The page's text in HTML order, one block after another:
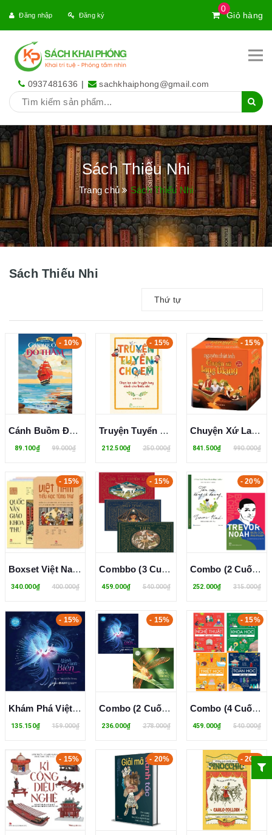
0
Giỏ hàng
Đăng nhập Đăng ký
0937481636 | sachkhaiphong@gmail.com
Sách Thiếu Nhi
Trang chủ Sách Thiếu Nhi
Sách Thiếu Nhi
Thứ tự
- 10%
Cánh Buồm Đỏ Thắm (Sách Kinh Điển) - Aleksandr Grin
89.100₫ 99.000₫
- 15%
Truyện Tuyển Cho Em
212.500₫ 250.000₫
- 15%
Chuyện Xứ Lang (Trọn Bộ 12 Tập) Nguyễn Nhật Ánh
841.500₫ 990.000₫
- 15%
Boxset Việt Nam Tiểu Học Tùng Thư (Hộp 4 Cuốn) Nguyễn Văn Ngọc, Trần Trọng Kim, Đặng Đình Phúc, Đỗ Thận
340.000₫ 400.000₫
- 15%
Combbo (3 Cuốn Sách) Cẩm Nang Về Sinh Vật Huyền Bí + Cẩm Nang Về Phép Thuật + Cẩm Nang Về Tiên (Bìa Cứng)
459.000₫ 540.000₫
- 20%
Combo (2 Cuốn Sách) Tiến Vào Đồng Cỏ Hoang + Đứa Con Phi Pháp - Tự Truyện Về Thời Thơ Ấu Ở Nam Phi (Trevor Noah)
252.000₫ 315.000₫
- 15%
Khám Phá Việt Nam Xanh - Hành Tinh Biển (Song Ngữ Việt-Anh) Phạm Thanh Kiều Trang
135.150₫ 159.000₫
- 15%
Combo (2 Cuốn Sách) Khám Phá Việt Nam Xanh: Hành Tinh Biển + Linh Hồn Cánh Mỏng (Song Ngữ Việt-Anh)
236.000₫ 278.000₫
- 15%
Combo (4 Cuốn Sách) Nghệ Thuật Để Làm Gì? + Khoa Học Để Làm Gì? + Triết Học Để Làm Gì? + Toán Học Để Làm Gì?
459.000₫ 540.000₫
- 15% - 20% - 20%